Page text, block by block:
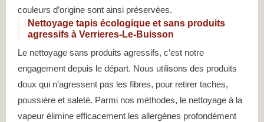
couleurs d’origine sont ainsi préservées.
Nettoyage tapis écologique et sans produits
agressifs à Verrieres-Le-Buisson
Le nettoyage sans produits agressifs, c’est notre
engagement depuis le départ. Nous utilisons des produits
doux qui n’agressent pas les fibres, pour retirer taches,
poussière et saleté. Parmi nos méthodes, le nettoyage à la
vapeur élimine efficacement les allergènes profondément